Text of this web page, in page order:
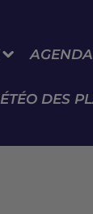
AGENDA
DES